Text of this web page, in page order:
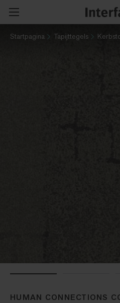
Startpagina Tapijttegels
HUMAN CONNECTIONS